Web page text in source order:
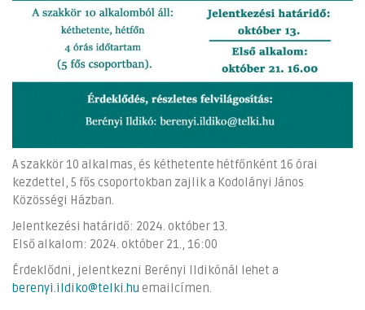
A szakkör 10 alkalmas, és kéthetente hétfőnként 16 órai
kezdettel, 5 fős csoportokban zajlik a Kodolányi János
Közösségi Házban.
Jelentkezési határidő: 2024. október 13.
Első alkalom: 2024. október 21., 16:00
Érdeklődni, jelentkezni Berényi Ildikónál lehet a
berenyi.ildiko@telki.hu emailcímen.